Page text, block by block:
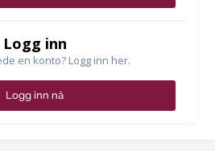
Logg inn
en konto? Logg inn her.
Logg inn nå